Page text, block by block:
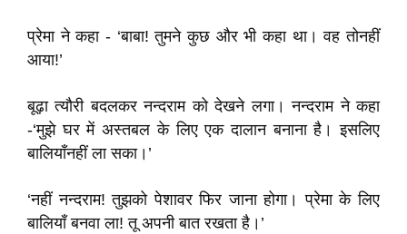
प्रेमा ने कहा - ‘बाबा! तुमने कुछ और भी कहा था। वह तोनहीं
आया!’
बूढ़ा त्यौरी बदलकर नन्दराम को देखने लगा। नन्दराम ने कहा
-‘मुझे घर में अस्तबल के लिए एक दालान बनाना है। इसलिए
बालियाँनहीं ला सका।’
‘नहीं नन्दराम! तुझको पेशावर फिर जाना होगा। प्रेमा के लिए
बालियाँ बनवा ला! तू अपनी बात रखता है।’